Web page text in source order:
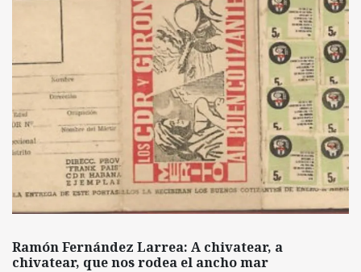
Ramón Fernández Larrea: A chivatear, a
chivatear, que nos rodea el ancho mar